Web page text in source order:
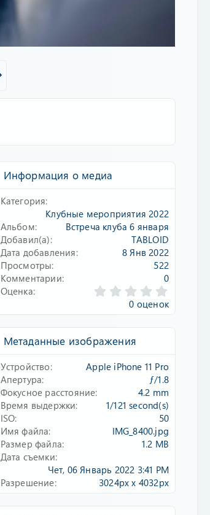
Информация о медиа
Категория
Клубные мероприятия 2022
Альбом
Встреча клуба 6 января
Добавил(а)
TABLOID
Дата добавления
8 Янв 2022
Просмотры
522
Комментарии
0
Оценка
.
0
д
0 оценок
Метаданные изображения
Устройство
Apple iPhone 11 Pro
Апертура
ƒ/1.8
Фокусное расстояние
4.2 mm
Время выдержки
1/121 second(s)
ISO
50
Имя файла
IMG_8400.jpg
Размер файла
1.2 MB
Дата съемки
Чет, 06 Январь 2022 3:41 PM
Разрешение
3024px x 4032px